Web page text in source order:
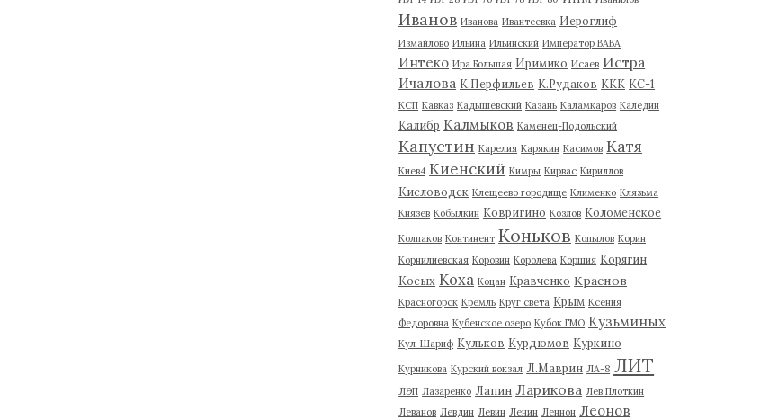
Иванов Иванова Ивантеевка Иероглиф
Измайлово Ильина Ильинский Император ВАВА
Интеко Ира Большая Иримико Исаев Истра
Ичалова К.Перфильев К.Рудаков ККК КС-1
КСП Кавказ Кадышевский Казань Каламкаров Каледин
Калибр Калмыков Каменец-Подольский
Капустин Карелия Карякин Касимов Катя
Киев4 Киенский Кимры Кирвас Кириллов
Кисловодск Клещеево городище Клименко Клязьма
Князев Кобылкин Ковригино Козлов Коломенское
Колпаков Континент Коньков Копылов Корин
Корнилиевская Коровин Королева Коршия Корягин
Косых Коха Коцан Кравченко Краснов
Красногорск Кремль Круг света Крым Ксения
Федоровна Кубенское озеро Кубок ГМО Кузьминых
Кул-Шариф Кульков Курдюмов Куркино
Курникова Курский вокзал Л.Маврин ЛА-8 ЛИТ
ЛЭП Лазаренко Лапин Ларикова Лев Плоткин
Леванов Левдин Левин Ленин Леннон Леонов